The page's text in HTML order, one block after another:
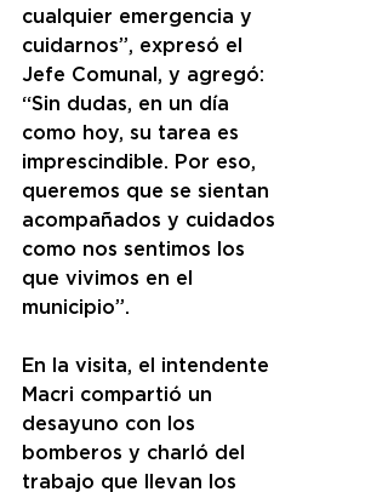
cualquier emergencia y
cuidarnos”, expresó el
Jefe Comunal, y agregó:
“Sin dudas, en un día
como hoy, su tarea es
imprescindible. Por eso,
queremos que se sientan
acompañados y cuidados
como nos sentimos los
que vivimos en el
municipio”.
En la visita, el intendente
Macri compartió un
desayuno con los
bomberos y charló del
trabajo que llevan los